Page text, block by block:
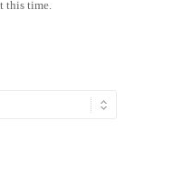
this time.